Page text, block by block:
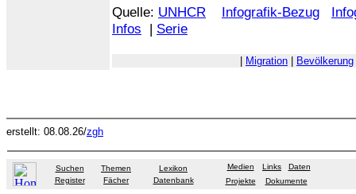
Quelle: UNHCR Infografik-Bezug
Infos | Serie
Migration Bevölkerung
erstellt: 08.08.26/zgh
Suchen Themen
Lexikon
Register
Fächer Datenbank
Medien Links
Daten
Projekte
Dokumente